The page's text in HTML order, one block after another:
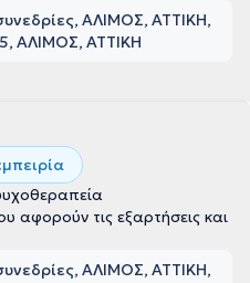
ΑΛΙΜΟΣ, ΑΤΤΙΚΗ
ΑΛΙΜΟΣ, ΑΤΤΙΚΗ
αφορούν τις εξαρτήσεις και
ΑΛΙΜΟΣ, ΑΤΤΙΚΗ